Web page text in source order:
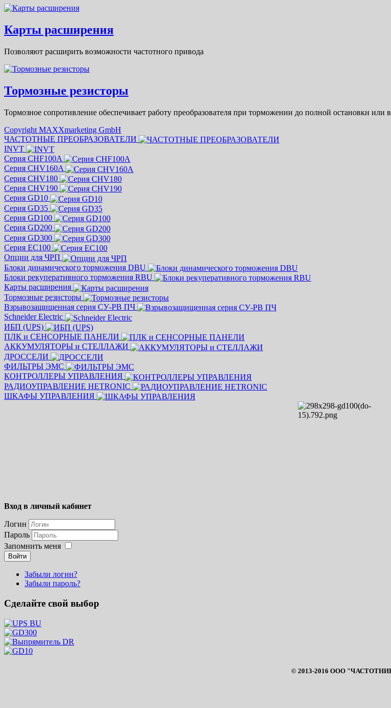
Карты расширения
Позволяют расширить возможности частотного привода
Тормозные резисторы
Тормозное сопротивление обеспечивает работу преобразователя при торможении до полной остановки
Copyright MAXXmarketing GmbH
ЧАСТОТНЫЕ ПРЕОБРАЗОВАТЕЛИ
INVT
Серия CHF100A
Серия CHV160A
Серия CHV180
Серия CHV190
Серия GD10
Серия GD35
Серия GD100
Серия GD200
Серия GD300
Серия EC100
Опции для ЧРП
Блоки динамического торможения DBU
Блоки рекуперативного торможения RBU
Карты расширения
Тормозные резисторы
Взрывозащищенная серия СУ-РВ ПЧ
Schneider Electric
ИБП (UPS)
ПЛК и СЕНСОРНЫЕ ПАНЕЛИ
АККУМУЛЯТОРЫ и СТЕЛЛАЖИ
ДРОССЕЛИ
ФИЛЬТРЫ ЭМС
КОНТРОЛЛЕРЫ УПРАВЛЕНИЯ
РАДИОУПРАВЛЕНИЕ HETRONIC
ШКАФЫ УПРАВЛЕНИЯ
Вход в личный кабинет
Логин
Пароль
Запомнить меня
Войти
Забыли логин?
Забыли пароль?
Сделайте свой выбор
© 2013-2016 ООО